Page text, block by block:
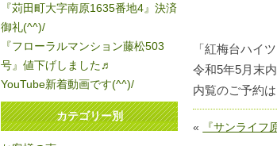
「紅梅台ハイ
令和5年5月末
内覧のご予約
« 『サンライフ
『苅田町大字南原1635番地4』決済
御礼(^^)/
『フローラルマンション藤松503
号』値下げしました♬
YouTube新着動画です(^^)/
カテゴリー別